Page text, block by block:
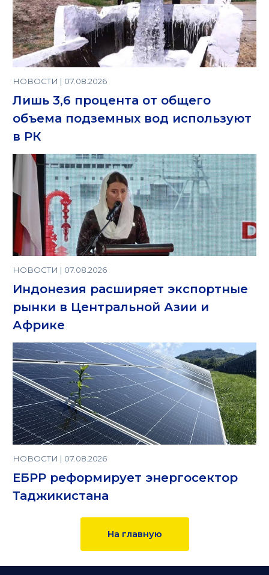
НОВОСТИ | 07.08.2026
Лишь 3,6 процента от общего
объема подземных вод используют
в РК
НОВОСТИ | 07.08.2026
Индонезия расширяет экспортные
рынки в Центральной Азии и
Африке
НОВОСТИ | 07.08.2026
ЕБРР реформирует энергосектор
Таджикистана
На главную